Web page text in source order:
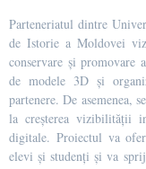
Parteneriatul dintre
de Istorie a Moldovei
conservare și promovare
de modele 3D și
partenere. De asemenea,
la creșterea vizibilității
digitale. Proiectul va
elevi și studenți și va